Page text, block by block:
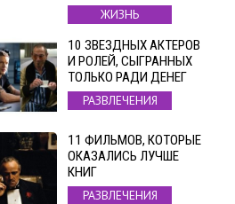
ЖИЗНЬ
10 ЗВЕЗДНЫХ АКТЕРОВ
И РОЛЕЙ, СЫГРАННЫХ
ТОЛЬКО РАДИ ДЕНЕГ
РАЗВЛЕЧЕНИЯ
11 ФИЛЬМОВ, КОТОРЫЕ
ОКАЗАЛИСЬ ЛУЧШЕ
КНИГ
РАЗВЛЕЧЕНИЯ